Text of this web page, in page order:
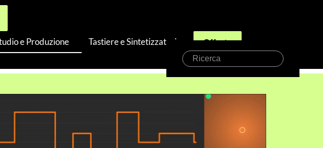
e Produzione Tastiere e Sintetizzatori Offerte
Ricerca